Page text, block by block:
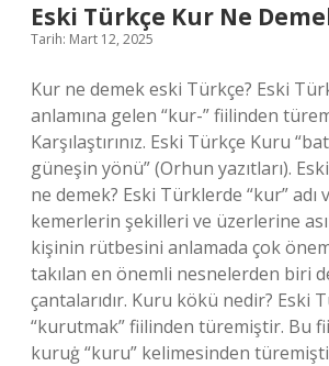
Eski Türkçe Kur Ne
Tarih: Mart 12, 2025
Kur ne demek eski Türkçe? Eski
anlamına gelen “kur-” fiilinden
Karşılaştırınız. Eski Türkçe Kuru
güneşin yönü” (Orhun yazıtları).
ne demek? Eski Türklerde “kur” adı
kemerlerin şekilleri ve üzerlerine
kişinin rütbesini anlamada çok
takılan en önemli nesnelerden biri
çantalarıdır. Kuru kökü nedir? Eski
“kurutmak” fiilinden türemiştir. Bu
kuruġ “kuru” kelimesinden